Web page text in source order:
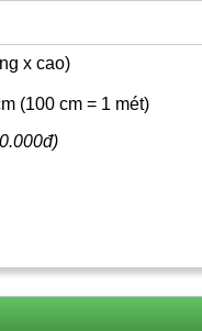
x cao)
(100 cm = 1 mét)